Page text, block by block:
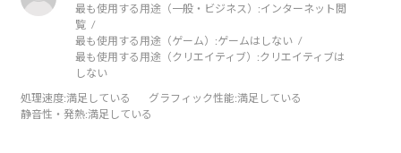
最も使用する用途（一般・ビジネス）:インターネット閲
覧
最も使用する用途（ゲーム）:ゲームはしない
最も使用する用途（クリエイティブ）:クリエイティブは
しない
処理速度:満足している グラフィック性能:満足している
静音性・発熱:満足している